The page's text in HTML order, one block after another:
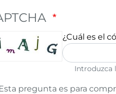
¿Cuál es el
Introduzca
pregunta es para